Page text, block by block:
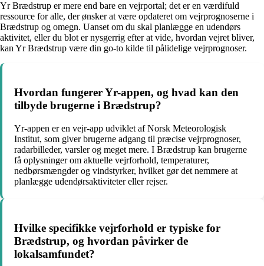
Yr Brædstrup er mere end bare en vejrportal; det er en værdifuld
ressource for alle, der ønsker at være opdateret om vejrprognoserne i
Brædstrup og omegn. Uanset om du skal planlægge en udendørs
aktivitet, eller du blot er nysgerrig efter at vide, hvordan vejret bliver,
kan Yr Brædstrup være din go-to kilde til pålidelige vejrprognoser.
Hvordan fungerer Yr-appen, og hvad kan den
tilbyde brugerne i Brædstrup?
Yr-appen er en vejr-app udviklet af Norsk Meteorologisk
Institut, som giver brugerne adgang til præcise vejrprognoser,
radarbilleder, varsler og meget mere. I Brædstrup kan brugerne
få oplysninger om aktuelle vejrforhold, temperaturer,
nedbørsmængder og vindstyrker, hvilket gør det nemmere at
planlægge udendørsaktiviteter eller rejser.
Hvilke specifikke vejrforhold er typiske for
Brædstrup, og hvordan påvirker de
lokalsamfundet?